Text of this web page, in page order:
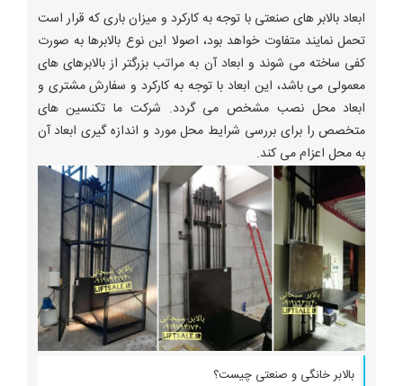
ابعاد بالابر های صنعتی با توجه به کارکرد و میزان باری که قرار است
تحمل نمایند متفاوت خواهد بود، اصولا این نوع بالابرها به صورت
کفی ساخته می شوند و ابعاد آن به مراتب بزرگتر از بالابرهای های
معمولی می باشد، این ابعاد با توجه به کارکرد و سفارش مشتری و
ابعاد محل نصب مشخص می گردد. شرکت ما تکنسین های
متخصص را برای بررسی شرایط محل مورد و اندازه گیری ابعاد آن
به محل اعزام می کند.
بالابر خانگی و صنعتی چیست؟